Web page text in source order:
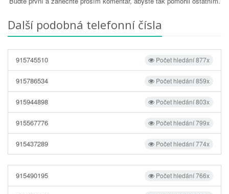
Další podobná telefonní čísla
Počet hledání 877x
915745510
Počet hledání 859x
915786534
Počet hledání 803x
915944898
Počet hledání 799x
915567776
Počet hledání 774x
915437289
Počet hledání 766x
915490195